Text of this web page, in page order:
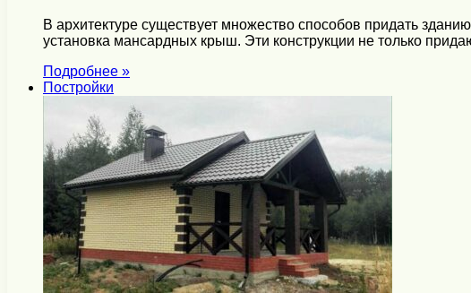
В архитектуре существует множество способов придать
установка мансардных крыш. Эти конструкции не только
Подробнее »
Постройки